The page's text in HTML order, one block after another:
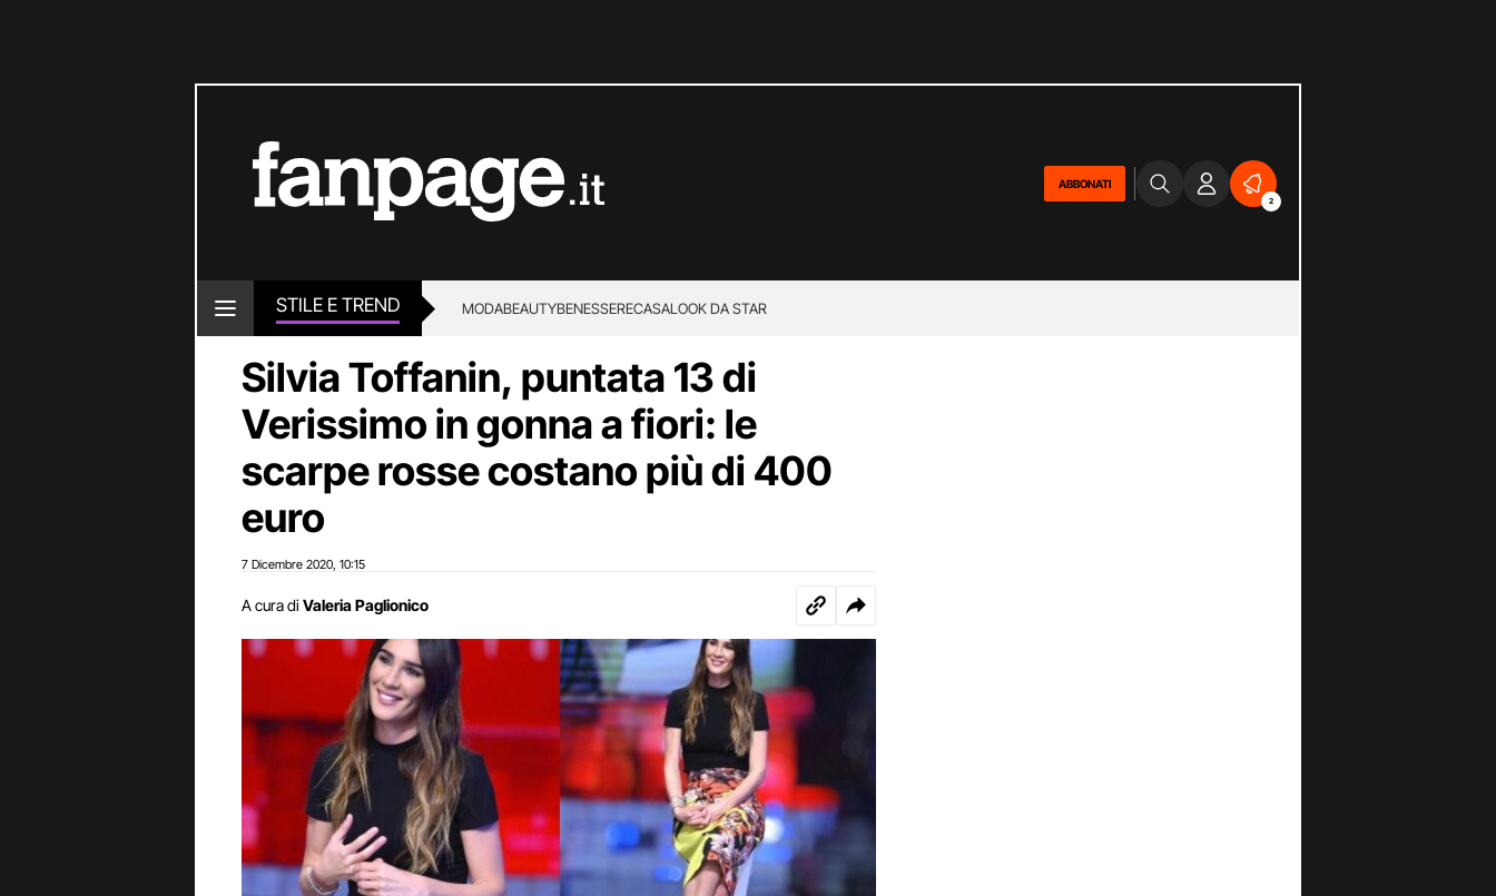
ABBONATI
2
STILE E TREND MODABEAUTYBENESSERECASALOOK DA STAR
Silvia Toffanin, puntata 13 di
Verissimo in gonna a fiori: le
scarpe rosse costano più di 400
euro
7 Dicembre 2020 10:15
A cura di Valeria Paglionico